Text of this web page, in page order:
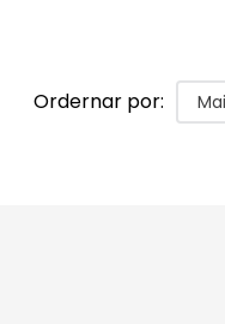
Ordernar por: